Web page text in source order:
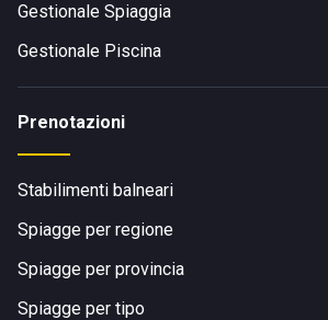
Gestionale Spiaggia
Gestionale Piscina
Prenotazioni
Stabilimenti balneari
Spiagge per regione
Spiagge per provincia
Spiagge per tipo